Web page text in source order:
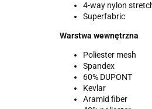
4-way nylon
Superfabric
Warstwa wewnętrzna
Poliester mesh
Spandex
60% DUPONT
Kevlar
Aramid fiber